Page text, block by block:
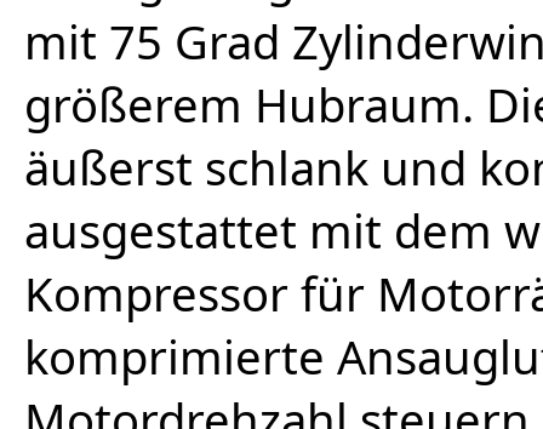
mit 75 Grad
größerem Hubraum.
äußerst schlank und
ausgestattet mit dem
Kompressor für
komprimierte